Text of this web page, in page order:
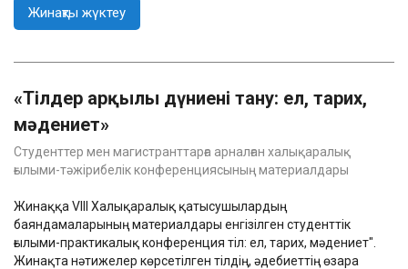
Жинақты жүктеу
«Тілдер арқылы дүниені тану: ел, тарих,
мәдениет»
Студенттер мен магистранттарға арналған халықаралық
ғылыми-тәжірибелік конференциясының материалдары
Жинаққа VIII Халықаралық қатысушылардың
баяндамаларының материалдары енгізілген студенттік
ғылыми-практикалық конференция тіл: ел, тарих, мәдениет".
Жинақта нәтижелер көрсетілген тілдің, әдебиеттің өзара